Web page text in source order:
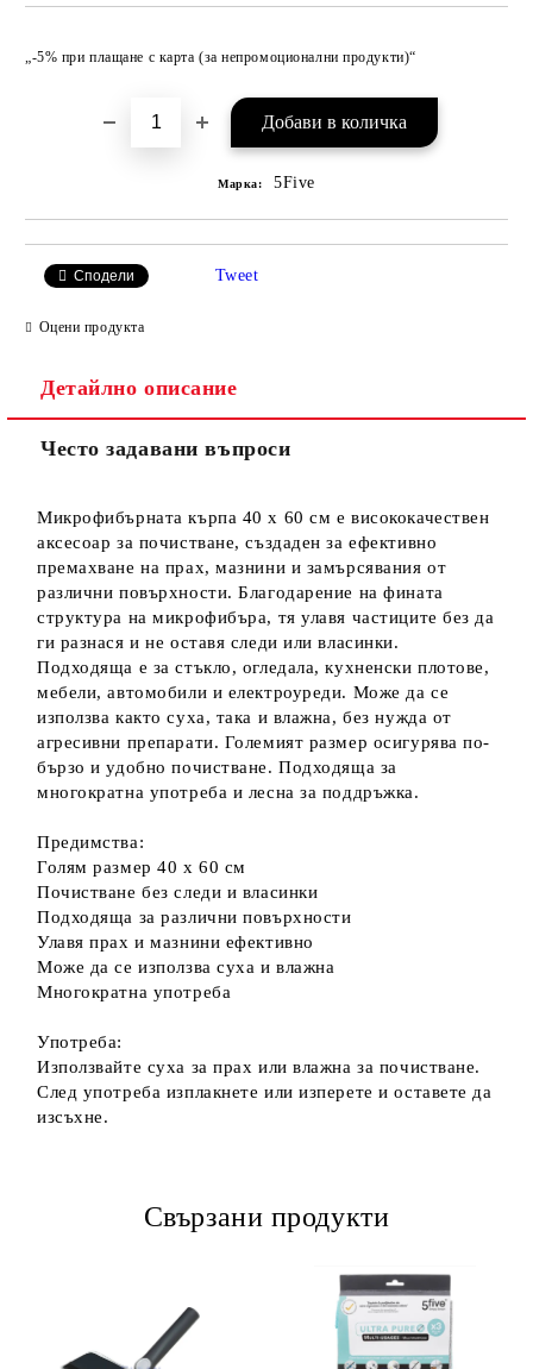
„-5% при плащане с карта (за непромоционални продукти)“
Марка: 5Five
Сподели Tweet
Оцени продукта
Детайлно описание
Често задавани въпроси
Микрофибърната кърпа 40 x 60 см е висококачествен
аксесоар за почистване, създаден за ефективно
премахване на прах, мазнини и замърсявания от
различни повърхности. Благодарение на фината
структура на микрофибъра, тя улавя частиците без да
ги разнася и не оставя следи или власинки.
Подходяща е за стъкло, огледала, кухненски плотове,
мебели, автомобили и електроуреди. Може да се
използва както суха, така и влажна, без нужда от
агресивни препарати. Големият размер осигурява по-
бързо и удобно почистване. Подходяща за
многократна употреба и лесна за поддръжка.
Предимства:
Голям размер 40 x 60 см
Почистване без следи и власинки
Подходяща за различни повърхности
Улавя прах и мазнини ефективно
Може да се използва суха и влажна
Многократна употреба
Употреба:
Използвайте суха за прах или влажна за почистване.
След употреба изплакнете или изперете и оставете да
изсъхне.
Свързани продукти